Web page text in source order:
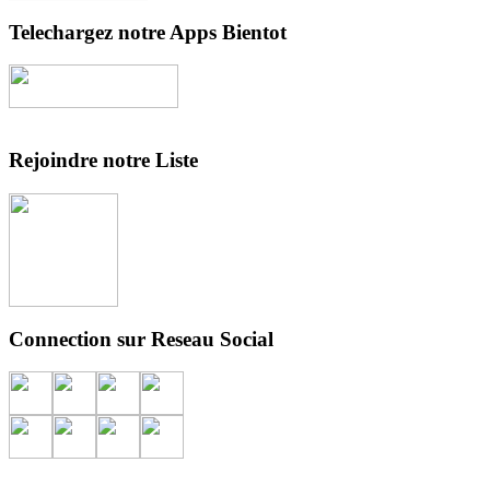
Telechargez notre Apps Bientot
Rejoindre notre Liste
Connection sur Reseau Social